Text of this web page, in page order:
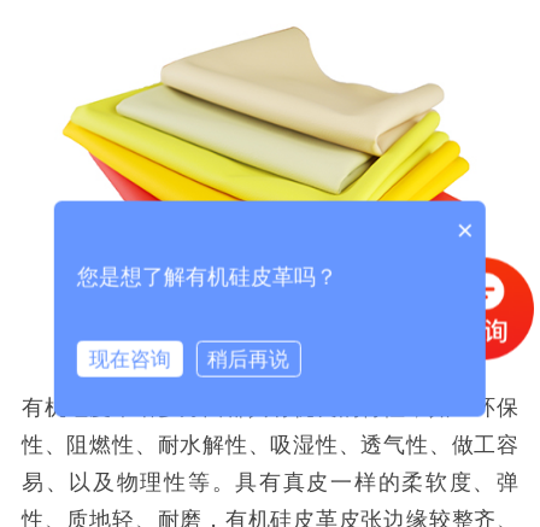
有机硅皮革诸多方面都具有优良的特性，如：环保
性、阻燃性、耐水解性、吸湿性、透气性、做工容
易、以及物理性等。具有真皮一样的柔软度、弹
性、质地轻、耐磨，有机硅皮革皮张边缘较整齐、
×
您是想了解有机硅皮革吗？
现在咨询 稍后再说